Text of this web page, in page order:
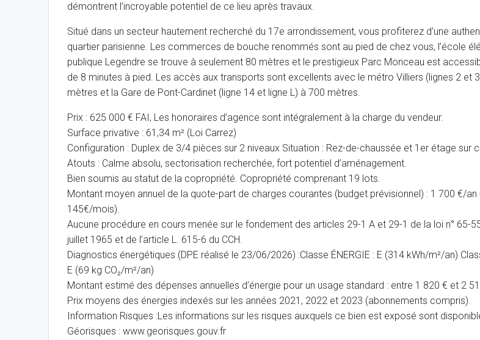
démontrent l’incroyable potentiel de ce lieu après travaux.
Situé dans un secteur hautement recherché du 17e arrondissement, vous profiterez d’une
quartier parisienne. Les commerces de bouche renommés sont au pied de chez vous, l’école
publique Legendre se trouve à seulement 80 mètres et le prestigieux Parc Monceau est
de 8 minutes à pied. Les accès aux transports sont excellents avec le métro Villiers (lignes 2 et
mètres et la Gare de Pont-Cardinet (ligne 14 et ligne L) à 700 mètres.
Prix : 625 000 € FAI, Les honoraires d’agence sont intégralement à la charge du vendeur.
Surface privative : 61,34 m² (Loi Carrez)
Configuration : Duplex de 3/4 pièces sur 2 niveaux Situation : Rez-de-chaussée et 1er étage sur
Atouts : Calme absolu, sectorisation recherchée, fort potentiel d’aménagement.
Bien soumis au statut de la copropriété. Copropriété comprenant 19 lots.
Montant moyen annuel de la quote-part de charges courantes (budget prévisionnel) : 1 700 €/an
145€/mois).
Aucune procédure en cours menée sur le fondement des articles 29-1 A et 29-1 de la loi n° 65-
juillet 1965 et de l’article L. 615-6 du CCH.
Diagnostics énergétiques (DPE réalisé le 23/06/2026) :Classe ÉNERGIE : E (314 kWh/m²/an)
E (69 kg CO₂/m²/an)
Montant estimé des dépenses annuelles d’énergie pour un usage standard : entre 1 820 € et 2
Prix moyens des énergies indexés sur les années 2021, 2022 et 2023 (abonnements compris).
Information Risques :Les informations sur les risques auxquels ce bien est exposé sont
Géorisques : www.georisques.gouv.fr